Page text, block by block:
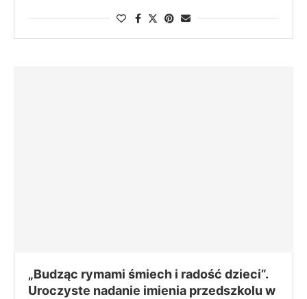
„Budząc rymami śmiech i radość dzieci”.
Uroczyste nadanie imienia przedszkolu w